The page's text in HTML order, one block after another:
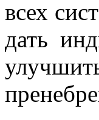
всех
дать